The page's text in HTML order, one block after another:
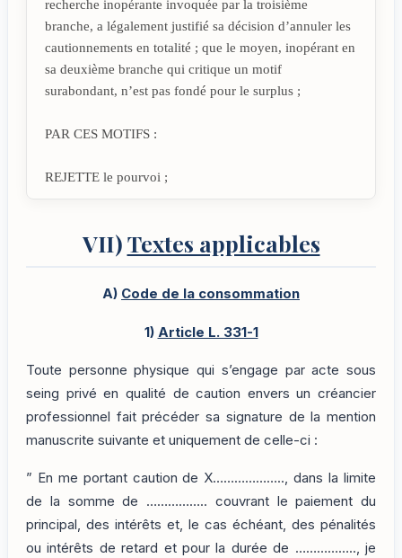
recherche inopérante invoquée par la troisième
branche, a légalement justifié sa décision d’annuler les
cautionnements en totalité ; que le moyen, inopérant en
sa deuxième branche qui critique un motif
surabondant, n’est pas fondé pour le surplus ;
PAR CES MOTIFS :
REJETTE le pourvoi ;
VII)Textes applicables
A) Code de la consommation
1) Article L. 331-1
Toute personne physique qui s’engage par acte sous
seing privé en qualité de caution envers un créancier
professionnel fait précéder sa signature de la mention
manuscrite suivante et uniquement de celle-ci :
” En me portant caution de X……………….., dans la limite
de la somme de …………….. couvrant le paiement du
principal, des intérêts et, le cas échéant, des pénalités
ou intérêts de retard et pour la durée de …………….., je